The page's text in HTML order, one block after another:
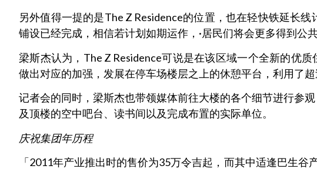
另外值得一提的是The Z Residence的位置，也在轻快铁延长
铺设已经完成，相信若计划如期运作，·居民们将会更多得到公
梁斯杰认为，The Z Residence可说是在该区域一个全新的优
做出对应的加强，发展在停车场楼层之上的休憩平台，利用了
记者会的同时，梁斯杰也带领媒体前往大楼的各个细节进行参
及顶楼的空中吧台、读书间以及完成布置的实际单位。
庆祝集团年历程
「2011年产业推出时的售价为35万令吉起，而其中适逢巴生